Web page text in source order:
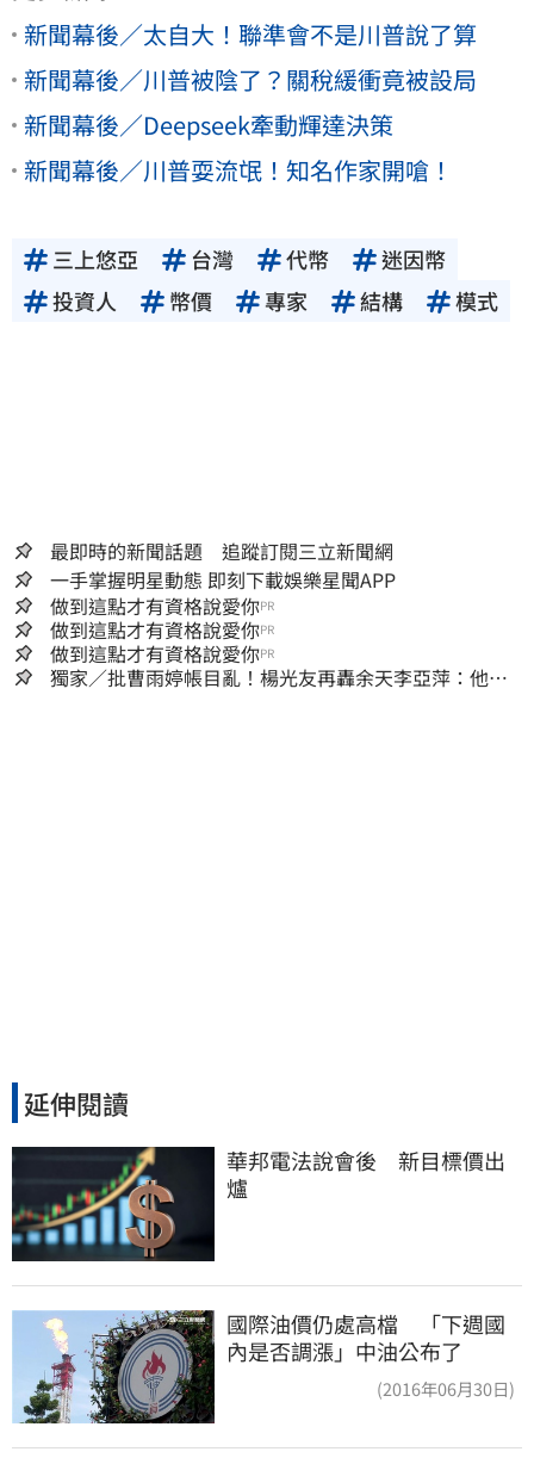
新聞幕後／太自大！聯準會不是川普說了算
新聞幕後／川普被陰了？關稅緩衝竟被設局
新聞幕後／Deepseek牽動輝達決策
新聞幕後／川普耍流氓！知名作家開嗆！
三上悠亞 台灣 代幣
迷因幣
投資人
幣價 專家 結構 模式
最即時的新聞話題 追蹤訂閱三立新聞網
一手掌握明星動態 即刻下載娛樂星聞APP
做到這點才有資格說愛你PR
做到這點才有資格說愛你PR
做到這點才有資格說愛你PR
獨家／批曹雨婷帳目亂！楊光友再轟余天李亞萍：他們
延伸閱讀
華邦電法說會後　新目標價出
爐
國際油價仍處高檔 「下週國
內是否調漲」中油公布了
(2016年06月30日)